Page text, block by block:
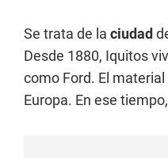
Se trata de la ciudad
Desde 1880, Iquitos
como Ford. El
Europa. En ese